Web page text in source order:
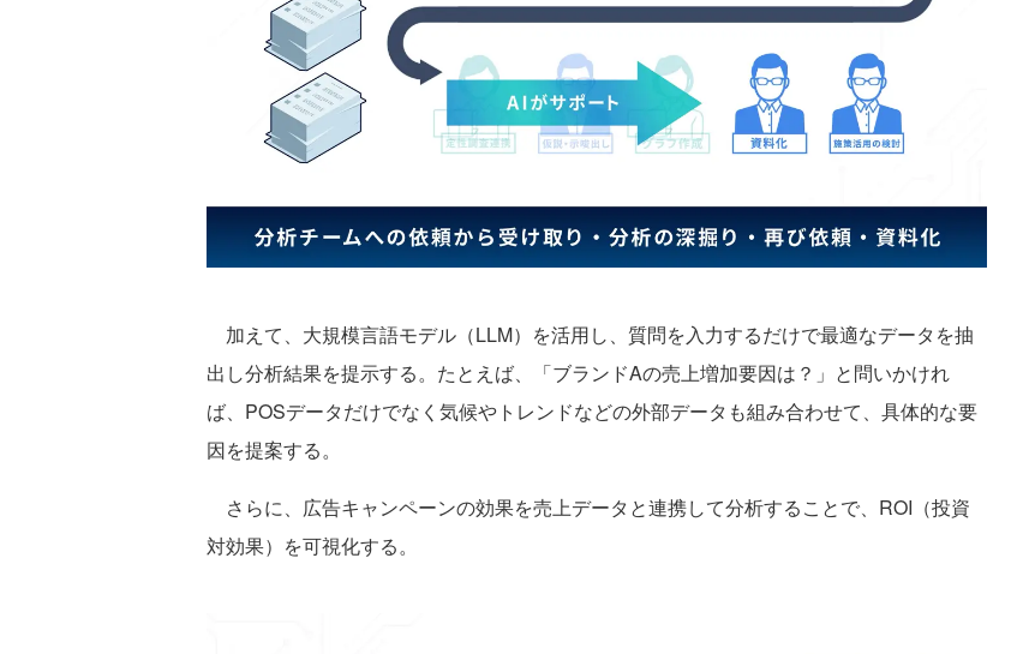
加えて、大規模言語モデル（LLM）を活用し、質問を入力するだけで最適なデータを抽
出し分析結果を提示する。たとえば、「ブランドAの売上増加要因は？」と問いかけれ
ば、POSデータだけでなく気候やトレンドなどの外部データも組み合わせて、具体的な要
因を提案する。
さらに、広告キャンペーンの効果を売上データと連携して分析することで、ROI（投資
対効果）を可視化する。